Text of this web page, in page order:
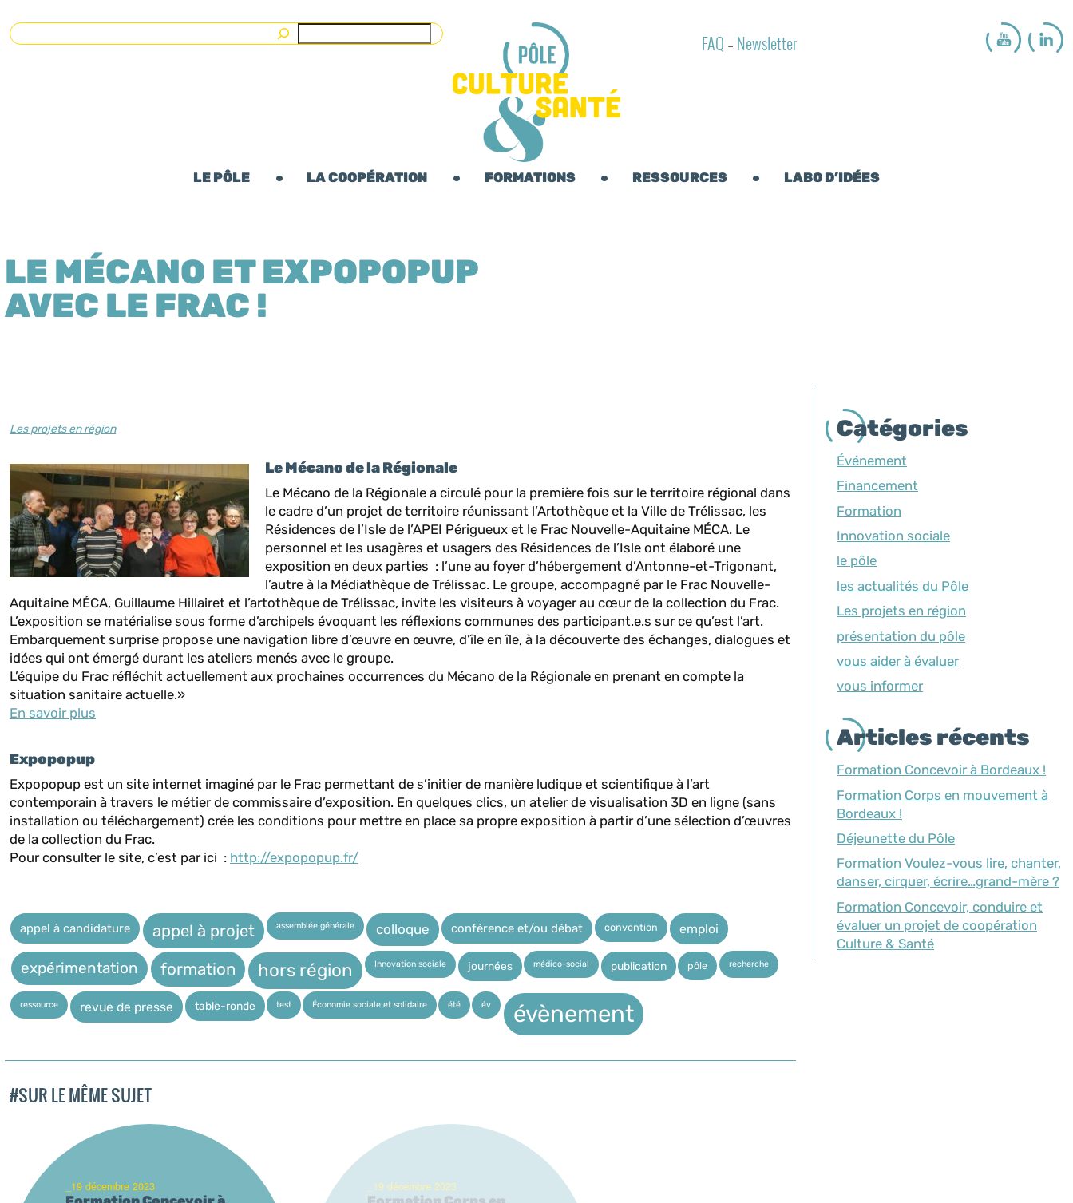
Rechercher FAQ - Newsletter
LE PÔLE LA COOPÉRATION FORMATIONS RESSOURCES LABO D’IDÉES
LE MÉCANO ET EXPOPOPUP
AVEC LE FRAC !
Les projets en région
Le Mécano de la Régionale
Le Mécano de la Régionale a circulé pour la première fois sur le territoire régional dans
le cadre d’un projet de territoire réunissant l’Artothèque et la Ville de Trélissac, les
Résidences de l’Isle de l’APEI Périgueux et le Frac Nouvelle-Aquitaine MÉCA. Le
personnel et les usagères et usagers des Résidences de l’Isle ont élaboré une
exposition en deux parties : l’une au foyer d’hébergement d’Antonne-et-Trigonant,
l’autre à la Médiathèque de Trélissac. Le groupe, accompagné par le Frac Nouvelle-
Aquitaine MÉCA, Guillaume Hillairet et l’artothèque de Trélissac, invite les visiteurs à voyager au cœur de la collection du Frac.
L’exposition se matérialise sous forme d’archipels évoquant les réflexions communes des participant.e.s sur ce qu’est l’art.
Embarquement surprise propose une navigation libre d’œuvre en œuvre, d’île en île, à la découverte des échanges, dialogues et
idées qui ont émergé durant les ateliers menés avec le groupe.
L’équipe du Frac réfléchit actuellement aux prochaines occurrences du Mécano de la Régionale en prenant en compte la
situation sanitaire actuelle.»
En savoir plus
Expopopup
Expopopup est un site internet imaginé par le Frac permettant de s’initier de manière ludique et scientifique à l’art
contemporain à travers le métier de commissaire d’exposition. En quelques clics, un atelier de visualisation 3D en ligne (sans
installation ou téléchargement) crée les conditions pour mettre en place sa propre exposition à partir d’une sélection d’œuvres
de la collection du Frac.
Pour consulter le site, c’est par ici : http://expopopup.fr/
appel à candidature appel à projet assemblée générale colloque conférence et/ou débat convention emploi
expérimentation formation hors région Innovation sociale journées médico-social publication pôle recherche
ressource revue de presse table-ronde test Économie sociale et solidaire été év évènement
#SUR LE MÊME SUJET
_19 décembre 2023 _19 décembre 2023
Catégories
Événement
Financement
Formation
Innovation sociale
le pôle
les actualités du Pôle
Les projets en région
présentation du pôle
vous aider à évaluer
vous informer
Articles récents
Formation Concevoir à Bordeaux !
Formation Corps en mouvement à
Bordeaux !
Déjeunette du Pôle
Formation Voulez-vous lire, chanter,
danser, cirquer, écrire…grand-mère ?
Formation Concevoir, conduire et
évaluer un projet de coopération
Culture & Santé